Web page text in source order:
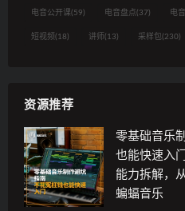
电音公开课(59) 电音盘点(37) 电
短视频 (18) 讲师(13) 采样包(230)
资源推荐
零基础音乐
也能快速入
能力拆解，
蝙蝠音乐